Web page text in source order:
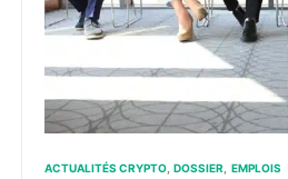
ACTUALITÉS CRYPTO DOSSIER EMPLOIS